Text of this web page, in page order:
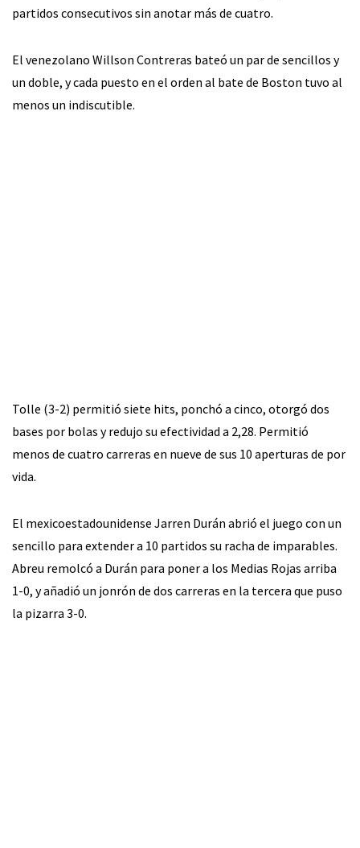
partidos consecutivos sin anotar más de cuatro.
El venezolano Willson Contreras bateó un par de sencillos y
un doble, y cada puesto en el orden al bate de Boston tuvo al
menos un indiscutible.
Tolle (3-2) permitió siete hits, ponchó a cinco, otorgó dos
bases por bolas y redujo su efectividad a 2,28. Permitió
menos de cuatro carreras en nueve de sus 10 aperturas de por
vida.
El mexicoestadounidense Jarren Durán abrió el juego con un
sencillo para extender a 10 partidos su racha de imparables.
Abreu remolcó a Durán para poner a los Medias Rojas arriba
1-0, y añadió un jonrón de dos carreras en la tercera que puso
la pizarra 3-0.